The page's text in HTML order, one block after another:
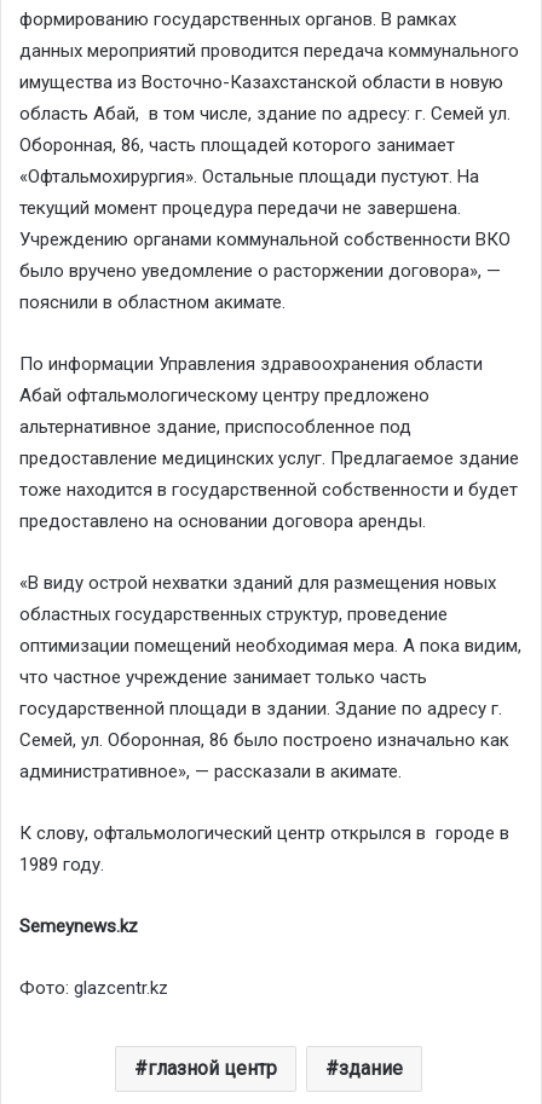
формированию государственных органов. В рамках
данных мероприятий проводится передача коммунального
имущества из Восточно-Казахстанской области в новую
область Абай, в том числе, здание по адресу: г. Семей ул.
Оборонная, 86, часть площадей которого занимает
«Офтальмохирургия». Остальные площади пустуют. На
текущий момент процедура передачи не завершена.
Учреждению органами коммунальной собственности ВКО
было вручено уведомление о расторжении договора», —
пояснили в областном акимате.
По информации Управления здравоохранения области
Абай офтальмологическому центру предложено
альтернативное здание, приспособленное под
предоставление медицинских услуг. Предлагаемое здание
тоже находится в государственной собственности и будет
предоставлено на основании договора аренды.
«В виду острой нехватки зданий для размещения новых
областных государственных структур, проведение
оптимизации помещений необходимая мера. А пока видим,
что частное учреждение занимает только часть
государственной площади в здании. Здание по адресу г.
Семей, ул. Оборонная, 86 было построено изначально как
административное», — рассказали в акимате.
К слову, офтальмологический центр открылся в городе в
1989 году.
Semeynews.kz
Фото: glazcentr.kz
глазной центр здание